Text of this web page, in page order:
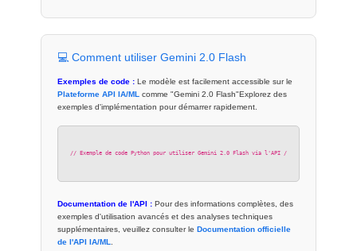
💻 Comment utiliser Gemini 2.0 Flash
Exemples de code : Le modèle est facilement accessible sur le
Plateforme API IA/ML comme"Gemini 2.0 Flash"Explorez des
exemples d'implémentation pour démarrer rapidement.
// Exemple de code Python pour utiliser Gemini 2.0 Flash via l'API // (Remarque : ceci
Documentation de l'API : Pour des informations complètes, des
exemples d'utilisation avancés et des analyses techniques
supplémentaires, veuillez consulter le Documentation officielle
de l'API IA/ML.